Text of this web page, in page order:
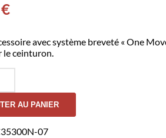
€
avec système breveté « One
le ceinturon.
AU PANIER
07